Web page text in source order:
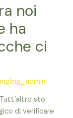
noi
ha
ci
sto
di verificare